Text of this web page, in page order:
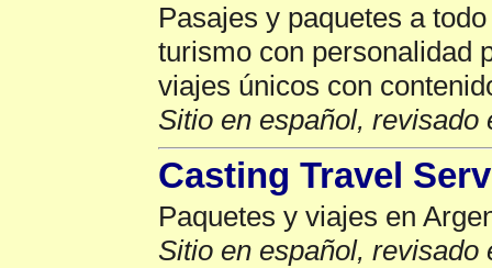
Pasajes y paquetes a
turismo con personalidad
viajes únicos con
Sitio en español, revisado
Casting Travel
Paquetes y viajes en
Sitio en español, revisado